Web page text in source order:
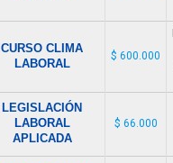
CURSO CLIMA
LABORAL
$ 600.000
LEGISLACIÓN
LABORAL
APLICADA
$ 66.000